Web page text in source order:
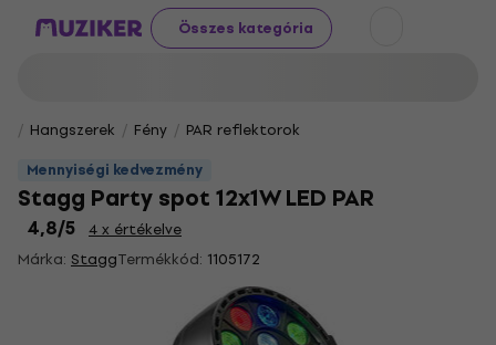
Összes kategória
Hangszerek Fény
PAR reflektorok
Mennyiségi kedvezmény
Stagg Party spot 12x1W LED PAR
4,8/5 4 x értékelve
Márka: StaggTermékkód: 1105172